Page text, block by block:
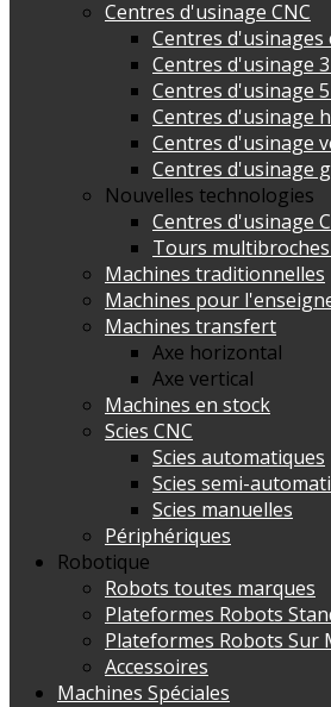
Centres d'usinage CNC
Centres d'usinages
Centres d'usinage
Centres d'usinage
Centres d'usinage
Centres d'usinage
Centres d'usinage
Nouvelles technologies
Centres d'usinage
Tours
Machines traditionnelles
Machines pour
Machines transfert
Axe horizontal
Axe vertical
Machines en stock
Scies CNC
Scies automatiques
Scies semi-
Scies manuelles
Périphériques
Robotique
Robots toutes marques
Plateformes Robots
Plateformes Robots Sur
Accessoires
Machines Spéciales